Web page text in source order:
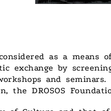
as a means
exchange by
and
the DROSOS